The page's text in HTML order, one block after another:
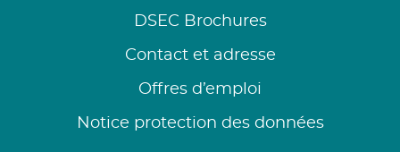
DSEC Brochures
Contact et adresse
Offres d’emploi
Notice protection des données